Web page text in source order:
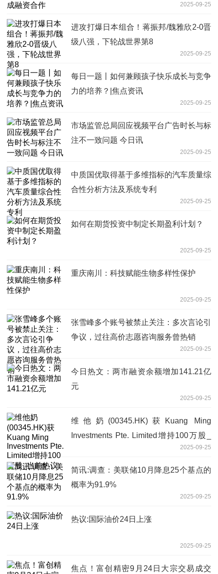
2025-09-25
进攻打爆日本组合！蒋振邦/魏雅欣2-0晋
级八强，下轮战世界第8
2025-09-25
每日一题丨如何兼顾孩子快乐成长与竞争
力的培养？|焦点资讯
2025-09-25
市场监管总局回应视频平台广告时长与标
注不一致问题 今日讯
2025-09-25
中质国优取得基于多维指标的汽车质量综
合性分析方法及系统专利
2025-09-25
如何在期货投资中制定长期盈利计划？
2025-09-25
重庆南川：科技赋能生物多样性保护
2025-09-25
张雪峰多个账号被禁止关注：多次言论引
争议，过往高价志愿咨询服务曾热销
2025-09-25
今日热文：两市融资余额增加141.21亿
元
2025-09-25
维他奶(00345.HK)获Kuang Ming
Investments Pte. Limited增持100万股_
2025-09-25
简讯:调查：美联储10月降息25个基点的
概率为91.9%
2025-09-25
热议:国际油价24日上涨
2025-09-25
焦点！富创精密9月24日大宗交易成交